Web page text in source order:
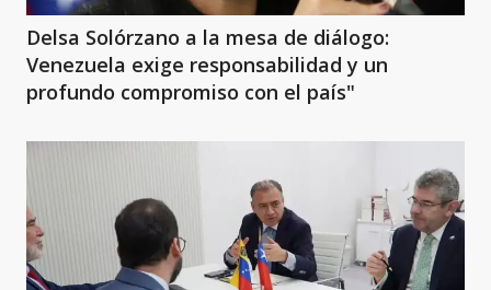
Delsa Solórzano a la mesa de diálogo:
Venezuela exige responsabilidad y un
profundo compromiso con el país"